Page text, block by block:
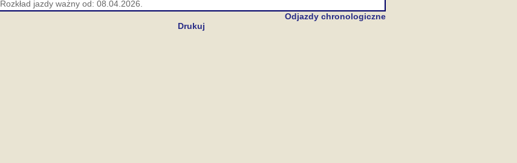
Rozkład jazdy ważny od: 08.04.2026.
Odjazdy chronologiczne
Drukuj